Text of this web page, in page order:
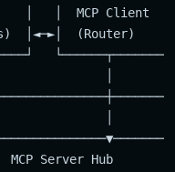
│   │  MCP Client  │
│◄─►│  (Router)    │
└──────┬───────┘
MCP Server Hub